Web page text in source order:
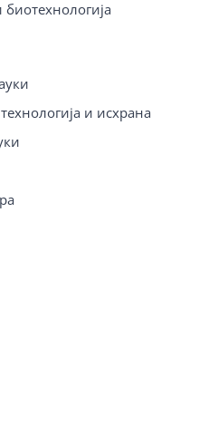
биотехнологија
и исхрана